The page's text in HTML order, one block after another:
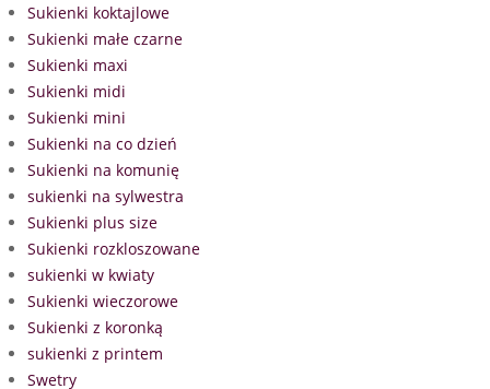
Sukienki koktajlowe
Sukienki małe czarne
Sukienki maxi
Sukienki midi
Sukienki mini
Sukienki na co dzień
Sukienki na komunię
sukienki na sylwestra
Sukienki plus size
Sukienki rozkloszowane
sukienki w kwiaty
Sukienki wieczorowe
Sukienki z koronką
sukienki z printem
Swetry